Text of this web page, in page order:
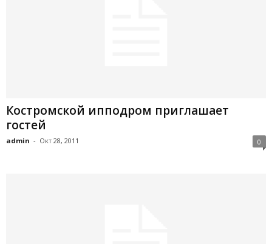
Костромской ипподром приглашает
гостей
admin - Окт 28, 2011 0